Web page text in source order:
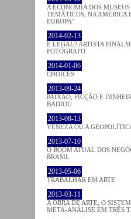
A ECONOMIA DOS MUSEUS
TEMÁTICOS, NA AMÉRICA
EUROPA”
2014-02-13
É LEGAL? ARTISTA
FOTÓGRAFO
2014-01-06
CHOICES
2013-09-24
PAIXÃO, FICÇÃO E
BADIOU
2013-08-13
VENEZA OU A
2013-07-10
O BOOM ATUAL DOS
BRASIL
2013-05-06
TRABALHAR EM ARTE
2013-03-11
A OBRA DE ARTE, O
META-ANÁLISE EM TRÊS